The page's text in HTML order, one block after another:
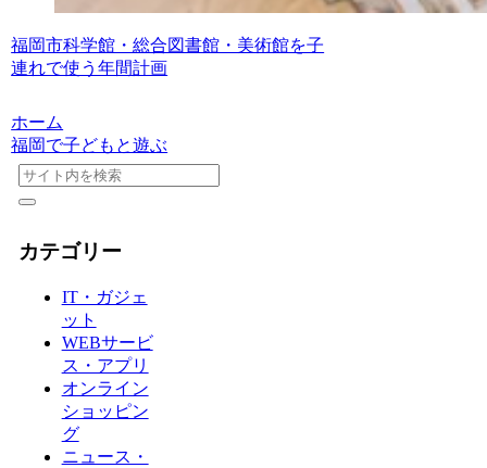
福岡市科学館・総合図書館・美術館を子
連れで使う年間計画
ホーム
福岡で子どもと遊ぶ
カテゴリー
IT・ガジェ
ット
WEBサービ
ス・アプリ
オンライン
ショッピン
グ
ニュース・